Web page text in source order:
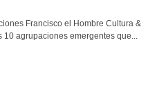
Francisco el Hombre Cultura &
agrupaciones emergentes que...